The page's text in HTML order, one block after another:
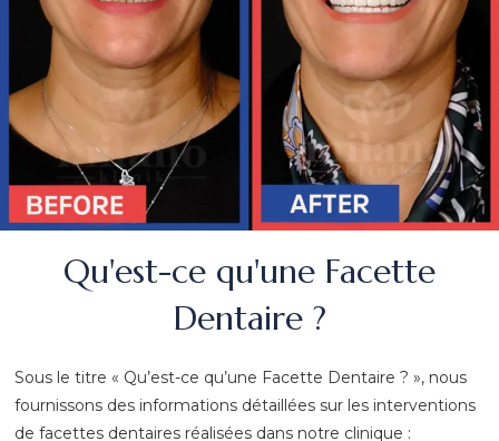
Qu'est-ce qu'une Facette
Dentaire ?
Sous le titre « Qu’est-ce qu’une Facette Dentaire ? », nous
fournissons des informations détaillées sur les interventions
de facettes dentaires réalisées dans notre clinique :